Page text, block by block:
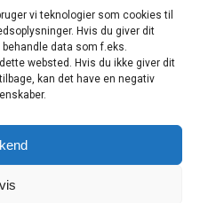
vi teknologier som cookies til
Hvis du giver dit
data som f.eks.
websted. Hvis du ikke giver dit
kan det have en negativ
tilmeldt